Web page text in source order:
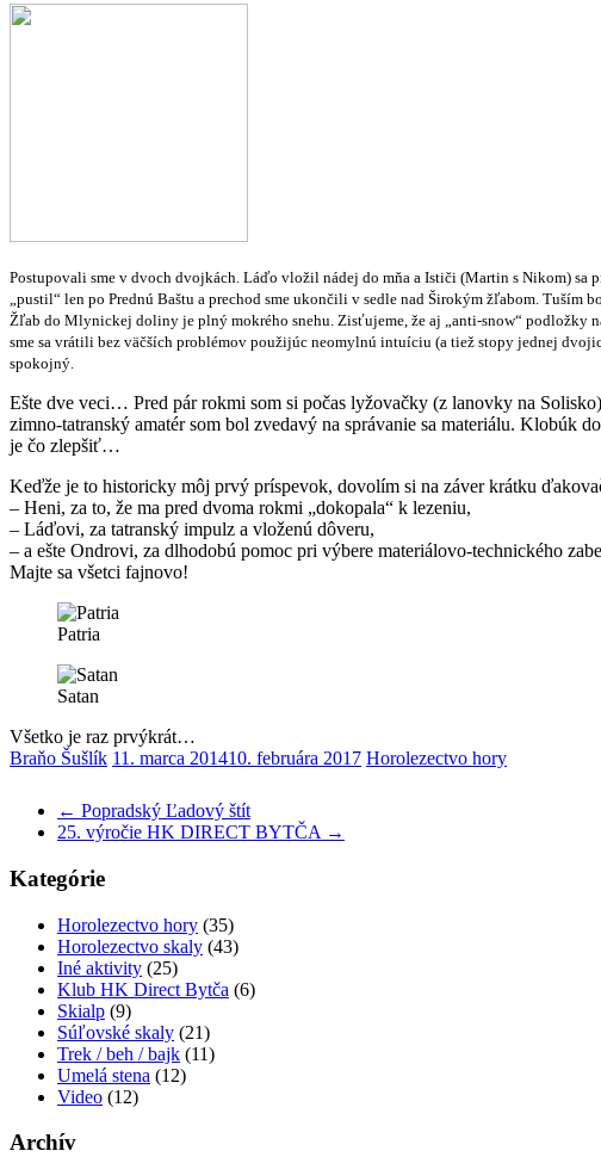
Postupovali sme v dvoch dvojkách. Láďo vložil nádej do mňa a Ističi (Martin s Nikom)
„pustil“ len po Prednú Baštu a prechod sme ukončili v sedle nad Širokým žľabom.
Žľab do Mlynickej doliny je plný mokrého snehu. Zisťujeme, že aj „anti-snow“ podložky
sme sa vrátili bez väčších problémov použijúc neomylnú intuíciu (a tiež stopy jednej
spokojný.
Ešte dve veci… Pred pár rokmi som si počas lyžovačky (z lanovky na
zimno-tatranský amatér som bol zvedavý na správanie sa materiálu. Klobúk
je čo zlepšiť…
Keďže je to historicky môj prvý príspevok, dovolím si na záver krátku
– Heni, za to, že ma pred dvoma rokmi „dokopala“ k lezeniu,
– Láďovi, za tatranský impulz a vloženú dôveru,
– a ešte Ondrovi, za dlhodobú pomoc pri výbere materiálovo-technického
Majte sa všetci fajnovo!
Patria
Satan
Všetko je raz prvýkrát…
Braňo Šušlík 11. marca 201410. februára 2017 Horolezectvo hory
← Popradský Ľadový štít
25. výročie HK DIRECT BYTČA →
Kategórie
Horolezectvo hory (35)
Horolezectvo skaly (43)
Iné aktivity (25)
Klub HK Direct Bytča (6)
Skialp (9)
Súľovské skaly (21)
Trek / beh / bajk (11)
Umelá stena (12)
Video (12)
Archív